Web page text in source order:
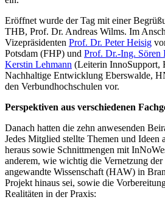
Eröffnet wurde der Tag mit einer
THB, Prof. Dr. Andreas Wilms. Im
Vizepräsidenten Prof. Dr. Peter Heisig
Potsdam (FHP) und Prof. Dr.-Ing. Sören
Kerstin Lehmann (Leiterin InnoSupport,
Nachhaltige Entwicklung Eberswalde,
den Verbundhochschulen vor.
Perspektiven aus verschiedenen
Danach hatten die zehn anwesenden
Jedes Mitglied stellte Themen und Ideen
heraus sowie Schnittmengen mit
anderem, wie wichtig die Vernetzung
angewandte Wissenschaft (HAW) in
Projekt hinaus sei, sowie die
Realitäten in der Praxis: